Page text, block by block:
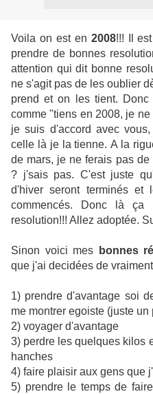
Voila on est en 2008!!! Il
prendre de bonnes
attention qui dit bonne
ne s'agit pas de les oublier
prend et on les tient.
comme "tiens en 2008, je
je suis d'accord avec
celle là je la tienne. A la
de mars, je ne ferais pas
? j'sais pas. C'est juste
d'hiver seront terminés et
commencés. Donc là
resolution!!! Allez adoptée.
Sinon voici mes bonnes
que j'ai decidées de
1) prendre d'avantage soi
me montrer egoiste (juste un
2) voyager d'avantage
3) perdre les quelques kilos
hanches
4) faire plaisir aux gens que
5) prendre le temps de